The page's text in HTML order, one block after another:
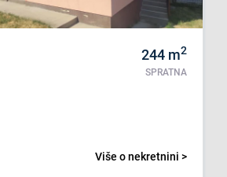
244 m2
SPRATNA
Više o nekretnini >